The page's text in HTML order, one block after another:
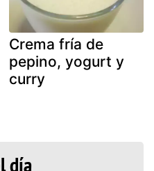
Crema fría de
pepino, yogurt y
curry
día